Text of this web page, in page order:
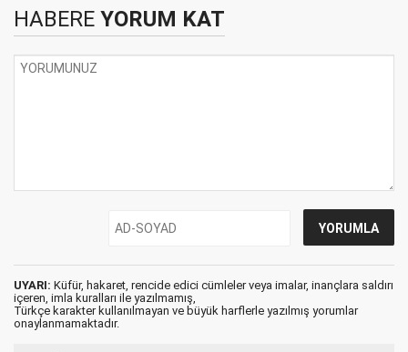
HABERE YORUM KAT
UYARI: Küfür, hakaret, rencide edici cümleler veya imalar, inançlara saldırı
içeren, imla kuralları ile yazılmamış,
Türkçe karakter kullanılmayan ve büyük harflerle yazılmış yorumlar
onaylanmamaktadır.